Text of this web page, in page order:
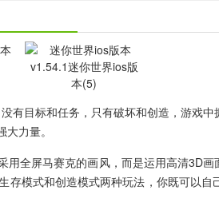
目标和任务，只有破坏和创造，游戏
力量。
全屏马赛克的画风，而是运用高清3D
模式和创造模式两种玩法，你既可以